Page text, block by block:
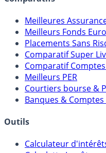
Meilleures
Meilleurs Fonds
Placements Sans
Comparatif Super
Comparatif Comptes
Meilleurs PER
Courtiers bourse &